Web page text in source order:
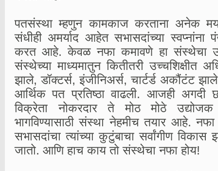
पतसंस्था म्हणुन कामकाज करताना अनेक
संधीही अमर्याद आहेत सभासदांच्या
करत आहे. केवळ नफा कमावणे हा संस्थेचा
संस्थेच्या माध्यमातुन कितीतरी उच्चशिक्षीत
झाले, डॉक्टर्स, इंजीनिअर्स, चार्टर्ड अकौंटंट
आर्थिक पत प्रतिष्ठा वाढली. आजही अगदी
विक्रेता नोकरदार ते मोठ मोठे
भागविण्यासाठी संस्था नेहमीच तयार आहे.
सभासदांचा त्यांच्या कुटुंबाचा सर्वांगीण विकास
जातो. आणि हाच काय तो संस्थेचा नफा होय!